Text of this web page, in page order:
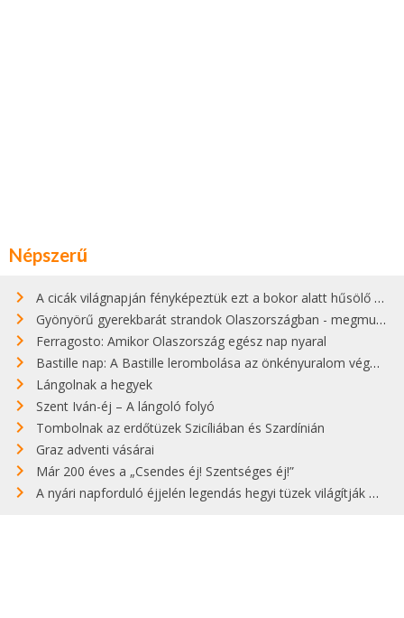
Népszerű
A cicák világnapján fényképeztük ezt a bokor alatt hűsölő cicát Kisorosziban
Gyönyörű gyerekbarát strandok Olaszországban - megmutatjuk a 15 legjobbat
Ferragosto: Amikor Olaszország egész nap nyaral
Bastille nap: A Bastille lerombolása az önkényuralom végét jelentette
Lángolnak a hegyek
Szent Iván-éj – A lángoló folyó
Tombolnak az erdőtüzek Szicíliában és Szardínián
Graz adventi vásárai
Már 200 éves a „Csendes éj! Szentséges éj!”
A nyári napforduló éjjelén legendás hegyi tüzek világítják meg Zugspitzét